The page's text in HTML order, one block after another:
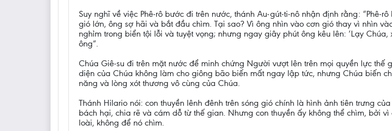
Suy nghĩ về việc Phê-rô bước đi trên nước, thánh Au-gút-ti-nô nhận định rằng: “Phê-
gió lớn, ông sợ hãi và bắt đầu chìm. Tại sao? Vì ông nhìn vào cơn gió thay vì nhìn
nghỉm trong biển tội lỗi và tuyệt vọng; nhưng ngay giây phút ông kêu lên: ‘Lạy
ông“.
Chúa Giê-su đi trên mặt nước để minh chứng Người vượt lên trên mọi quyền lực
diện của Chúa không làm cho giông bão biến mất ngay lập tức, nhưng Chúa biến
năng và lòng xót thương vô cùng của Chúa.
Thánh Hilario nói: con thuyền lênh đênh trên sóng gió chính là hình ảnh tiên trưng
bách hại, chia rẽ và cám dỗ từ thế gian. Nhưng con thuyền ấy không thể chìm, bởi
loài, không để nó chìm.